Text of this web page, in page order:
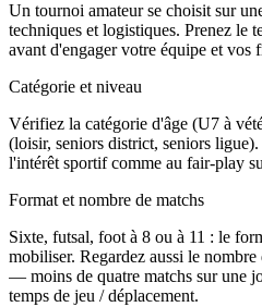
Un tournoi amateur se choisit sur
techniques et logistiques. Prenez le
avant d'engager votre équipe et vos
Catégorie et niveau
Vérifiez la catégorie d'âge (U7 à
(loisir, seniors district, seniors
l'intérêt sportif comme au fair-play
Format et nombre de matchs
Sixte, futsal, foot à 8 ou à 11 : le
mobiliser. Regardez aussi le
— moins de quatre matchs sur une
temps de jeu / déplacement.